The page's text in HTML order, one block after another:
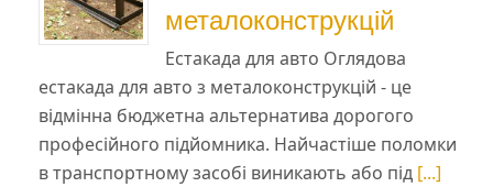
металоконструкцій
Естакада для авто Оглядова
естакада для авто з металоконструкцій - це
відмінна бюджетна альтернатива дорогого
професійного підйомника. Найчастіше поломки
в транспортному засобі виникають або під [...]